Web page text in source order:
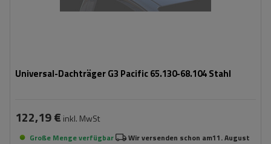
Universal-Dachträger G3 Pacific 65.130-68.104 Stahl
122,19 € inkl. MwSt
Große Menge verfügbar Wir versenden schon am11. August